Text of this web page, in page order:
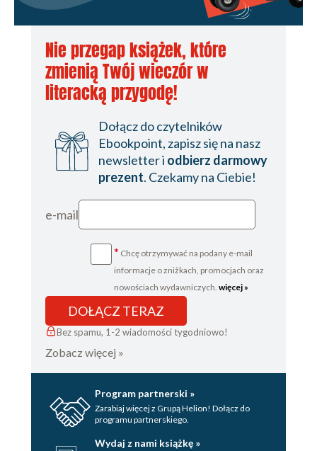
Nie przegap książek, które
zmienią Twój wieczór w
literacką przygodę!
Dołącz do czytelników
Ebookpoint, zapisz się na nasz
newsletter i odbierz darmowy
prezent. Czekamy na Ciebie!
e-mail
* Chcę otrzymywać na podany e-mail
informacje o zniżkach, promocjach oraz
nowościach wydawniczych. więcej »
DOŁĄCZ TERAZ
Bez spamu, 1-2 wiadomości tygodniowo!
Zobacz więcej »
Program partnerski »
Zarabiaj więcej z Grupą Helion! Dołącz do
programu partnerskiego.
Wydaj z nami książkę »